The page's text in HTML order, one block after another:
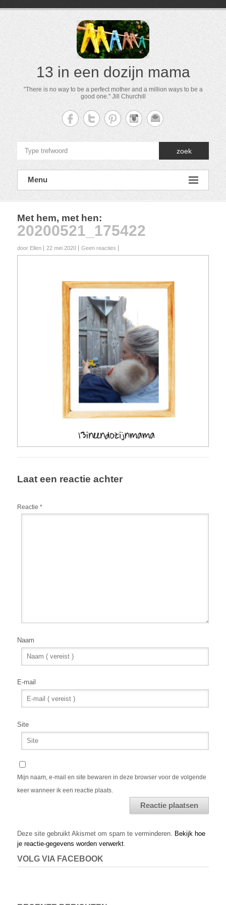
13 in een dozijn mama
"There is no way to be a perfect mother and a million ways to be a
good one." Jill Churchill
zoek
Menu
Met hem, met hen:
20200521_175422
door Ellen 22 mei 2020 Geen reacties
Laat een reactie achter
Reactie *
Naam
E-mail
Site
Mijn naam, e-mail en site bewaren in deze browser voor de volgende
keer wanneer ik een reactie plaats.
Deze site gebruikt Akismet om spam te verminderen. Bekijk hoe
je reactie-gegevens worden verwerkt.
VOLG VIA FACEBOOK